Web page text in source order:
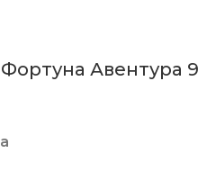
Авентура 9